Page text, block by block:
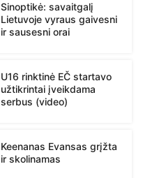
Sinoptikė: savaitgalį
Lietuvoje vyraus gaivesni
ir sausesni orai
U16 rinktinė EČ startavo
užtikrintai įveikdama
serbus (video)
Keenanas Evansas grįžta
ir skolinamas